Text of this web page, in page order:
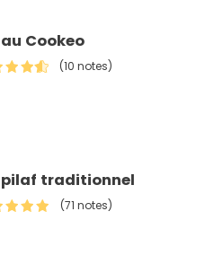
au Cookeo
(10 notes)
pilaf traditionnel
(71 notes)